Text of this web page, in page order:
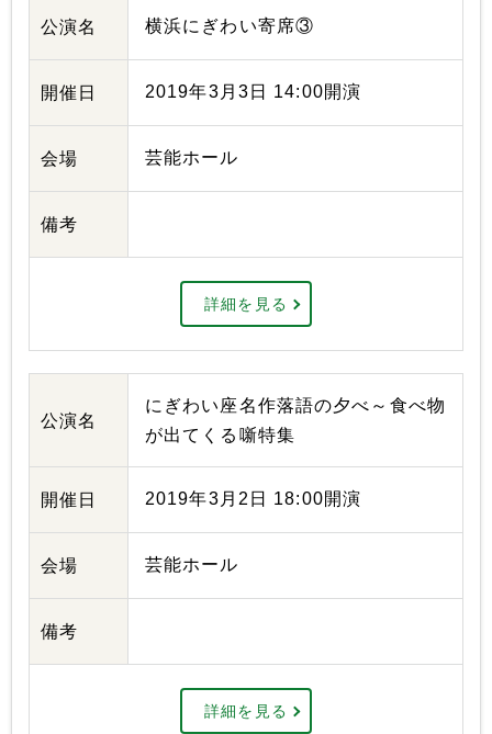
公演名 横浜にぎわい寄席③
開催日 2019年3月3日 14:00開演
会場 芸能ホール
備考
詳細を見る
公演名
にぎわい座名作落語の夕べ～食べ物
が出てくる噺特集
開催日 2019年3月2日 18:00開演
会場 芸能ホール
備考
詳細を見る